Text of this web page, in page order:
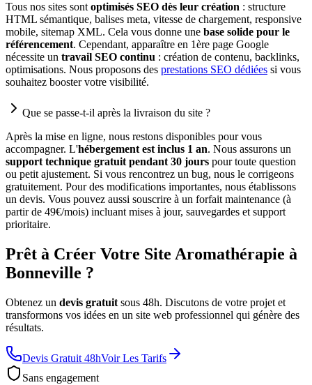
Tous nos sites sont optimisés SEO dès leur création : structure
HTML sémantique, balises meta, vitesse de chargement, responsive
mobile, sitemap XML. Cela vous donne une base solide pour le
référencement. Cependant, apparaître en 1ère page Google
nécessite un travail SEO continu : création de contenu, backlinks,
optimisations. Nous proposons des prestations SEO dédiées si vous
souhaitez booster votre visibilité.
Que se passe-t-il après la livraison du site ?
Après la mise en ligne, nous restons disponibles pour vous
accompagner. L'hébergement est inclus 1 an. Nous assurons un
support technique gratuit pendant 30 jours pour toute question
ou petit ajustement. Si vous rencontrez un bug, nous le corrigeons
gratuitement. Pour des modifications importantes, nous établissons
un devis. Vous pouvez aussi souscrire à un forfait maintenance (à
partir de 49€/mois) incluant mises à jour, sauvegardes et support
prioritaire.
Prêt à Créer Votre Site Aromathérapie à
Bonneville ?
Obtenez un devis gratuit sous 48h. Discutons de votre projet et
transformons vos idées en un site web professionnel qui génère des
résultats.
Devis Gratuit 48hVoir Les Tarifs
Sans engagement